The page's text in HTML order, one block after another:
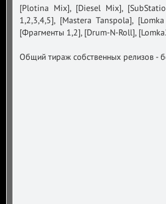
[Plotina Mix], [Diesel Mix],
1,2,3,4,5], [Mastera Tanspola],
[Фрагменты 1,2], [Drum-N-Roll],
Общий тираж собственных релизов -